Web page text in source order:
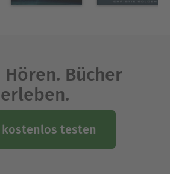
Hören. Bücher
erleben.
kostenlos testen